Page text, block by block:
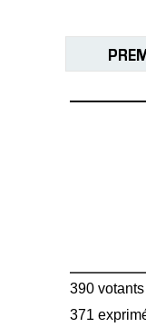
390 votants
371